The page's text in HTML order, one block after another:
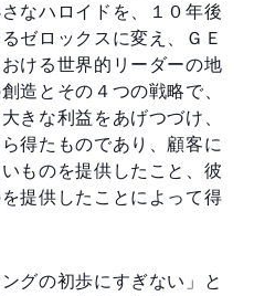
なハロイドを、１０年後
ゼロックスに変え、ＧＥ
ける世界的リーダーの地
造とその４つの戦略で、
きな利益をあげつづけ、
得たものであり、顧客に
ものを提供したこと、彼
提供したことによって得
グの初歩にすぎない」と